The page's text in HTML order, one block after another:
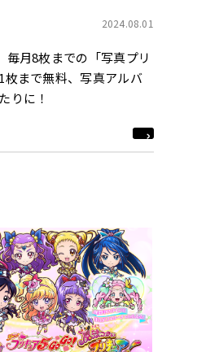
2024.08.01
毎月8枚までの「写真プリ
枚まで無料、写真アルバ
りに！